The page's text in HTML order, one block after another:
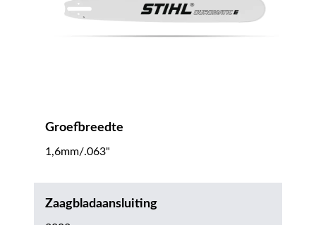
Groefbreedte
1,6mm/.063"
Zaagbladaansluiting